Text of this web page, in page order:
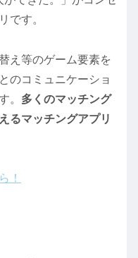
です。
え等のゲーム要素を
のコミュニケーショ
。 多くのマッチング
るマッチングアプリ
！